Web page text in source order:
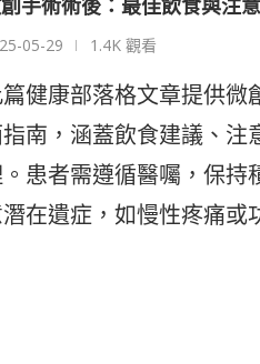
手術術後：最佳飲食與注
05-29 1.4K 觀看
健康部落格文章提供微
南，涵蓋飲食建議、注
患者需遵循醫囑，保持
在遺症，如慢性疼痛或